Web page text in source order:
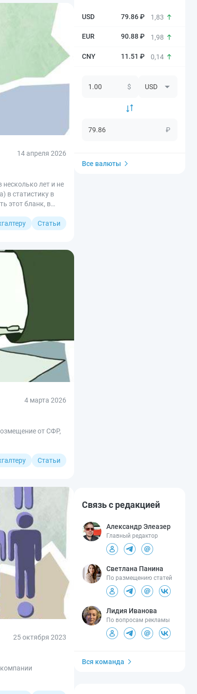
14 апреля 2026
несколько лет и не
в статистику в
этот бланк, в
Статьи
4 марта 2026
от СФР,
Статьи
25 октября 2023
79.86 ₽ 1,83
90.88 ₽ 1,98
11.51 ₽ 0,14
$
₽
Все валюты
Связь с редакцией
Александр Элеазер
Главный редактор
Светлана Панина
По размещению статей
Лидия Иванова
По вопросам рекламы
Вся команда